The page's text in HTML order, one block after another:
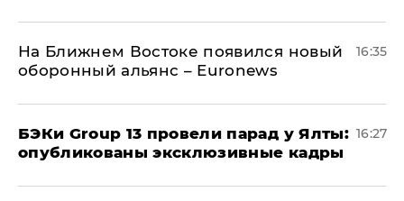
На Ближнем Востоке появился новый
оборонный альянс – Euronews
16:35
​БЭКи Group 13 провели парад у Ялты:
опубликованы эксклюзивные кадры
16:27